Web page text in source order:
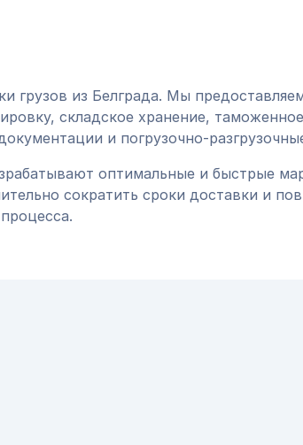
грузов из Белграда. Мы
складское хранение,
и погрузочно-
оптимальные и быстрые
сократить сроки доставки и